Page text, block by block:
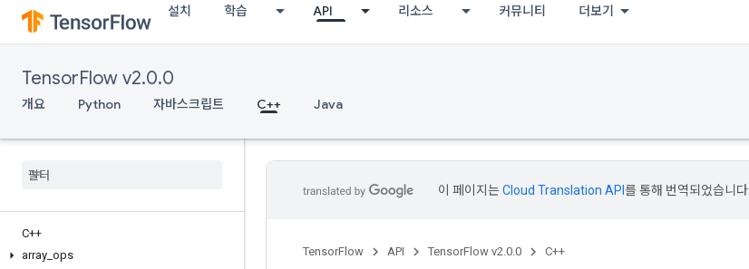
설치 학습 API 리소스 커뮤니티 더보기
TensorFlow v2.0.0
개요 Python 자바스크립트 C++ Java
C++
array ops
이 페이지는Cloud Translation API 를 통해 번역되었습니다.
TensorFlow API TensorFlow v2.0.0 C++